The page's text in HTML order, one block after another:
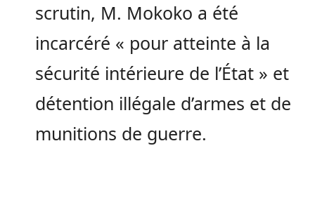
scrutin, M. Mokoko a été
incarcéré « pour atteinte à la
sécurité intérieure de l’État » et
détention illégale d’armes et de
munitions de guerre.